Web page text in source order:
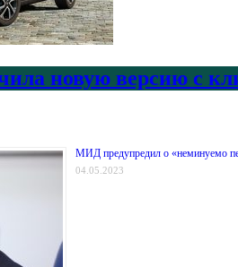
новую версию с
МИД предупредил о «неминуемо
04.05.2023